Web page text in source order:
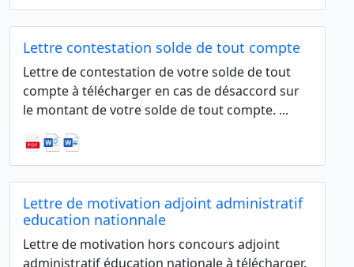
Lettre contestation solde de tout compte
Lettre de contestation de votre solde de tout
compte à télécharger en cas de désaccord sur
le montant de votre solde de tout compte. ...
Lettre de motivation adjoint administratif
education nationnale
Lettre de motivation hors concours adjoint
administratif éducation nationale à télécharger.